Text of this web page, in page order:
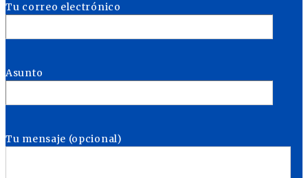
Tu correo electrónico
Asunto
Tu mensaje (opcional)